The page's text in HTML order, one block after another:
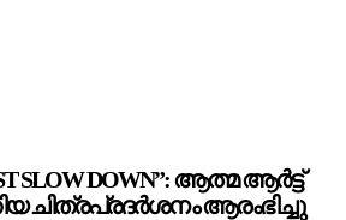
SLOW DOWN”: ആത്മ ആർട്ട്
ചിത്രപ്രദർശനം ആരംഭിച്ചു